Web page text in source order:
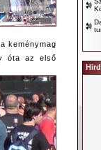
keménymag
óta az első